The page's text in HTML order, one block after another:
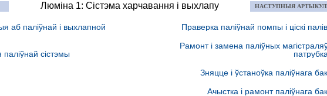
Люміна 1: Сістэма харчавання і выхлапу НАСТУПНЫЯ
аб паліўнай і выхлапной
сістэмы
Праверка паліўнай помпы і ціскі
Рамонт і замена паліўных
Зняцце і ўстаноўка паліўнага
Ачыстка і рамонт паліўнага